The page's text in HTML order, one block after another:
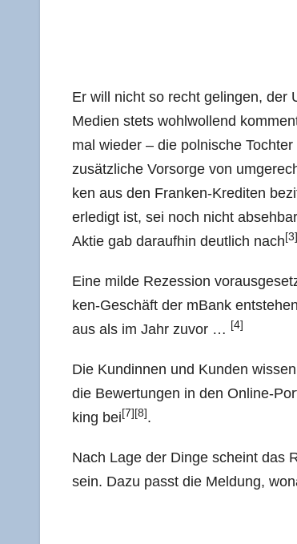
Er will nicht so recht gelin­gen, der
Medi­en stets wohl­wol­lend
mal wie­der – die pol­ni­sche
zusätz­li­che Vor­sor­ge von
ken aus den Fran­ken-Kre­di­ten
erle­digt ist, sei noch nicht
Aktie gab dar­auf­hin deut­lich nach [3]
Eine mil­de Rezes­si­on
ken-Geschäft der mBank
aus als im Jahr zuvor … [4]
Die Kun­din­nen und Kun­den
die Bewer­tun­gen in den Online-
king bei [7] [8] .
Nach Lage der Din­ge scheint das
sein. Dazu passt die Mel­dung,